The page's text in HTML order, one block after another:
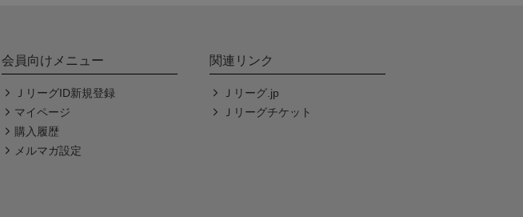
会員向けメニュー
ＪリーグID新規登録
マイページ
購入履歴
メルマガ設定
関連リンク
Ｊリーグ.jp
Ｊリーグチケット